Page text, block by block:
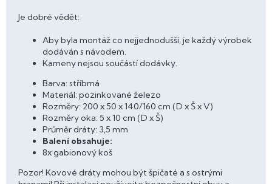
Je dobré vědět:
Aby byla montáž co nejjednodušší, je každý výrobek
dodáván s návodem.
Kameny nejsou součástí dodávky.
Barva: stříbrná
Materiál: pozinkované železo
Rozměry: 200 x 50 x 140/160 cm (D x Š x V)
Rozměry oka: 5 x 10 cm (D x Š)
Průměr dráty: 3,5 mm
Balení obsahuje:
8x gabionový koš
Pozor! Kovové dráty mohou být špičaté a s ostrými